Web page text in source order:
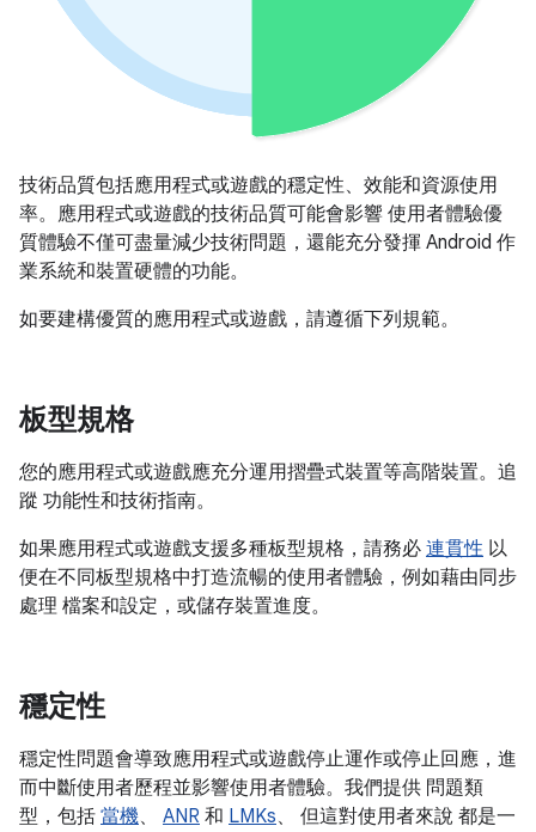
技術品質包括應用程式或遊戲的穩定性、效能和資源使用
率。應用程式或遊戲的技術品質可能會影響 使用者體驗優
質體驗不僅可盡量減少技術問題，還能充分發揮 Android 作
業系統和裝置硬體的功能。
如要建構優質的應用程式或遊戲，請遵循下列規範。
板型規格
您的應用程式或遊戲應充分運用摺疊式裝置等高階裝置。追
蹤 功能性和技術指南。
如果應用程式或遊戲支援多種板型規格，請務必 連貫性 以
便在不同板型規格中打造流暢的使用者體驗，例如藉由同步
處理 檔案和設定，或儲存裝置進度。
穩定性
穩定性問題會導致應用程式或遊戲停止運作或停止回應，進
而中斷使用者歷程並影響使用者體驗。我們提供 問題類
型，包括 當機、 ANR 和 LMKs、 但這對使用者來說 都是一